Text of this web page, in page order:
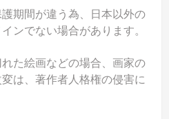
期間が違う為、日本以外の
ンでない場合があります。
た絵画などの場合、画家の
は、著作者人格権の侵害に